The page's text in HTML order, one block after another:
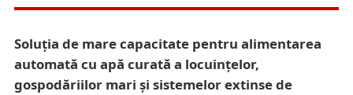
Soluția de mare capacitate pentru alimentarea
automată cu apă curată a locuințelor,
gospodăriilor mari și sistemelor extinse de